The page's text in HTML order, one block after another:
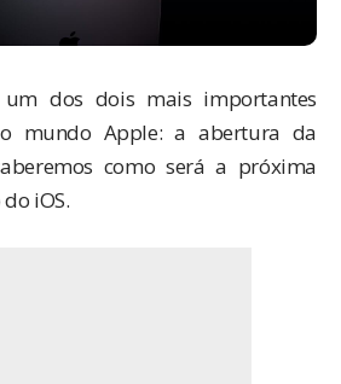
dos dois mais importantes
mundo Apple: a abertura da
como será a próxima
do iOS.